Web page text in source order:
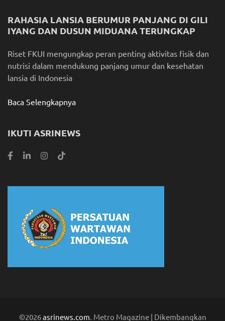
RAHASIA LANSIA BERUMUR PANJANG DI GILI
IYANG DAN DUSUN MIDUANA TERUNGKAP
Riset FKUI mengungkap peran penting aktivitas fisik dan
nutrisi dalam mendukung panjang umur dan kesehatan
lansia di Indonesia
Baca Selengkapnya
IKUTI ASRINEWS
©2026asrinews.com. Metro Magazine | Dikembangkan